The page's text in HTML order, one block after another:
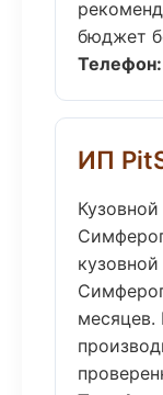
бюджет
Телефон:
ИП
месяцев.